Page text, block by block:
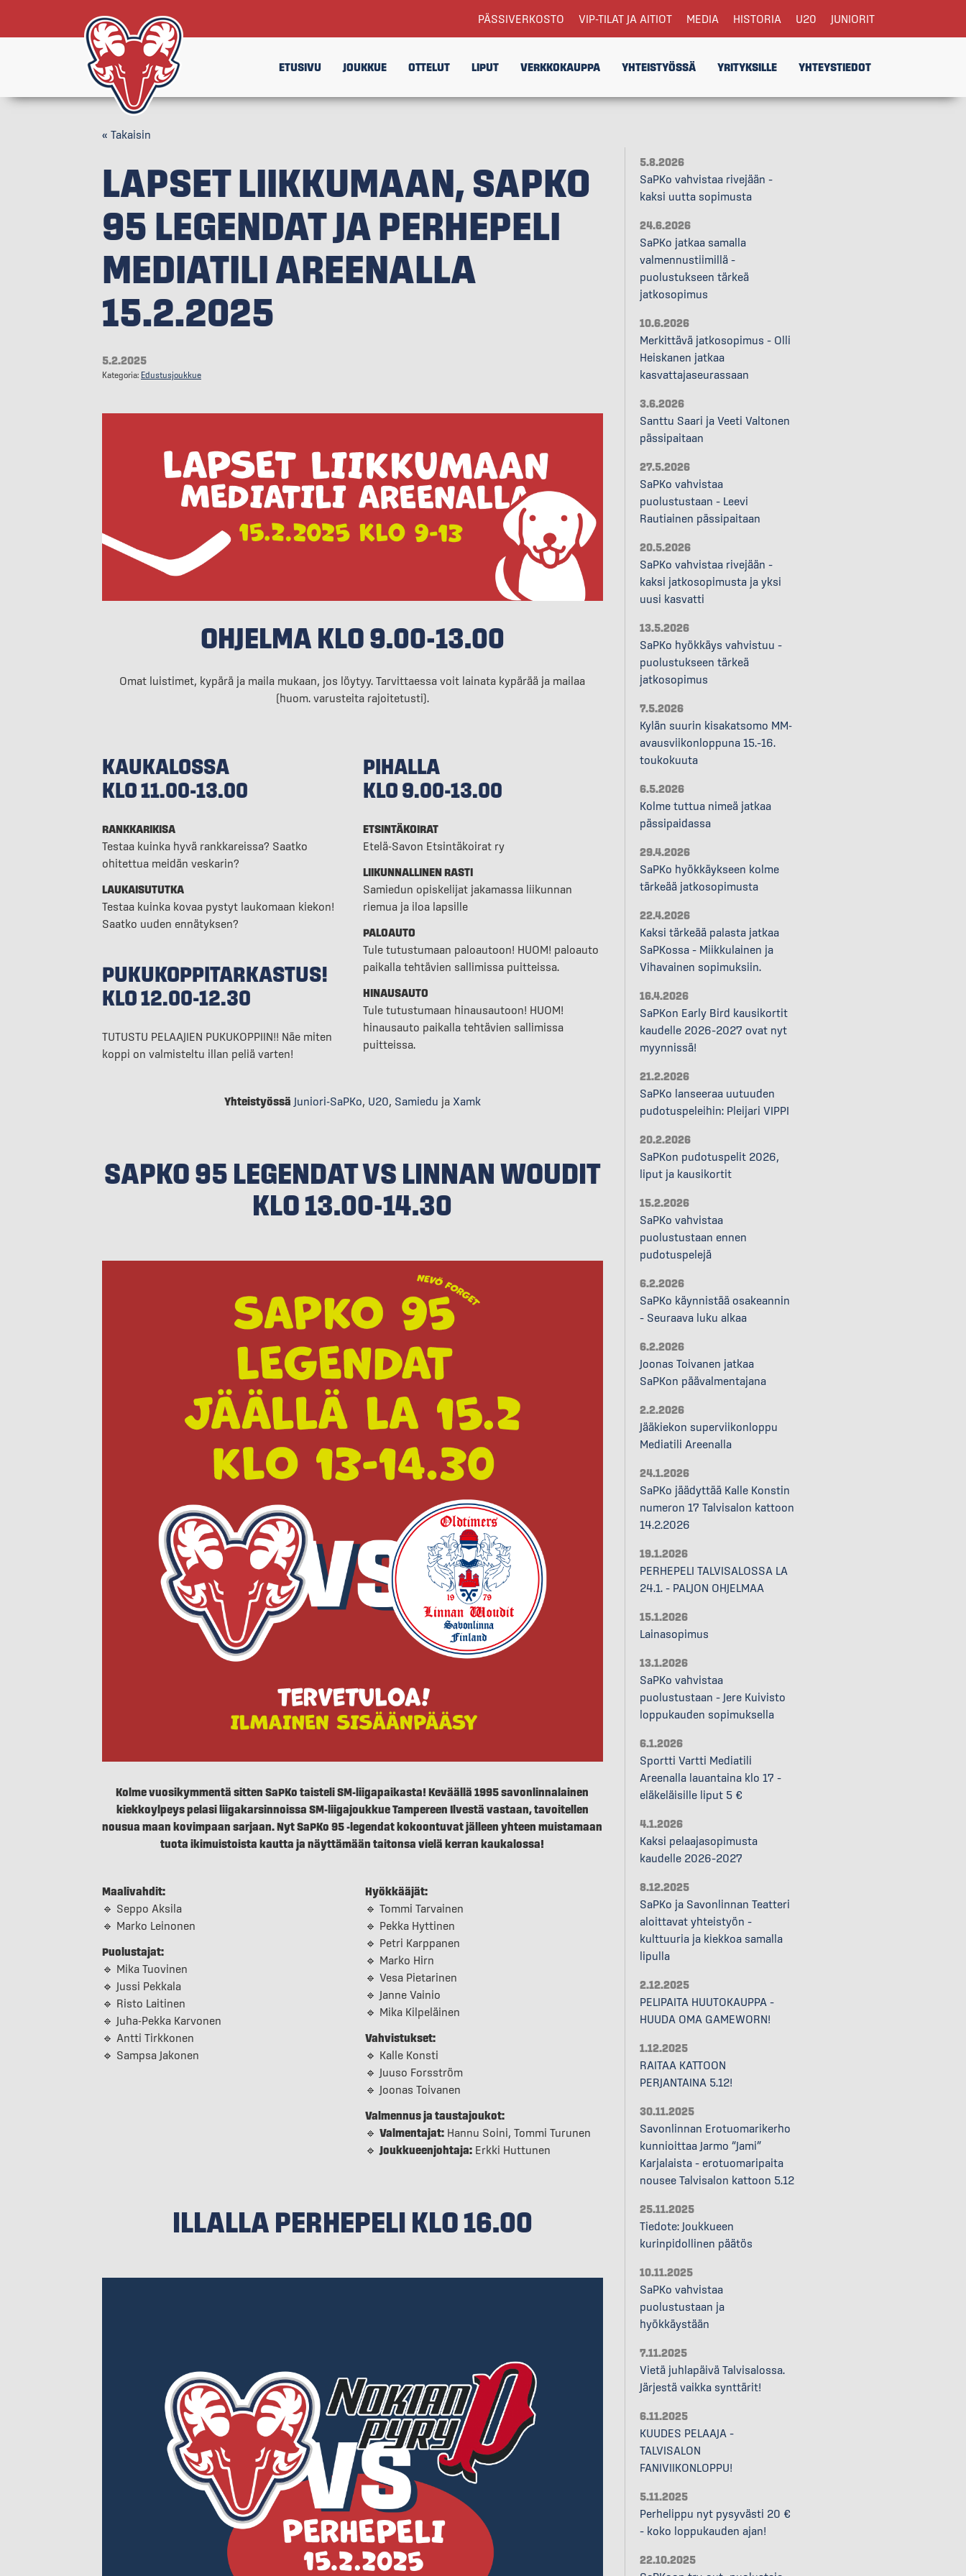
PÄSSIVERKOSTO VIP-TILAT JA AITIOT MEDIA HISTORIA U20 JUNIORIT
ETUSIVU JOUKKUE OTTELUT LIPUT VERKKOKAUPPA YHTEISTYÖSSÄ YRITYKSILLE YHTEYSTIEDOT
« Takaisin
LAPSET LIIKKUMAAN, SAPKO
95 LEGENDAT JA PERHEPELI
MEDIATILI AREENALLA
15.2.2025
5.2.2025
Kategoria: Edustusjoukkue
OHJELMA KLO 9.00-13.00
Omat luistimet, kypärä ja maila mukaan, jos löytyy. Tarvittaessa voit lainata kypärää ja mailaa
(huom. varusteita rajoitetusti).
KAUKALOSSA
KLO 11.00-13.00
RANKKARIKISA
Testaa kuinka hyvä rankkareissa? Saatko
ohitettua meidän veskarin?
LAUKAISUTUTKA
Testaa kuinka kovaa pystyt laukomaan kiekon!
Saatko uuden ennätyksen?
PUKUKOPPITARKASTUS!
KLO 12.00-12.30
TUTUSTU PELAAJIEN PUKUKOPPIIN!! Näe miten
koppi on valmisteltu illan peliä varten!
PIHALLA
KLO 9.00-13.00
ETSINTÄKOIRAT
Etelä-Savon Etsintäkoirat ry
LIIKUNNALLINEN RASTI
Samiedun opiskelijat jakamassa liikunnan
riemua ja iloa lapsille
PALOAUTO
Tule tutustumaan paloautoon! HUOM! paloauto
paikalla tehtävien sallimissa puitteissa.
HINAUSAUTO
Tule tutustumaan hinausautoon! HUOM!
hinausauto paikalla tehtävien sallimissa
puitteissa.
Yhteistyössä Juniori-SaPKo, U20, Samiedu ja Xamk
SAPKO 95 LEGENDAT VS LINNAN WOUDIT
KLO 13.00-14.30
Kolme vuosikymmentä sitten SaPKo taisteli SM-liigapaikasta! Keväällä 1995 savonlinnalainen
kiekkoylpeys pelasi liigakarsinnoissa SM-liigajoukkue Tampereen Ilvestä vastaan, tavoitellen
nousua maan kovimpaan sarjaan. Nyt SaPKo 95 -legendat kokoontuvat jälleen yhteen muistamaan
tuota ikimuistoista kautta ja näyttämään taitonsa vielä kerran kaukalossa!
Maalivahdit:
🔹 Seppo Aksila
🔹 Marko Leinonen
Puolustajat:
🔹 Mika Tuovinen
🔹 Jussi Pekkala
🔹 Risto Laitinen
🔹 Juha-Pekka Karvonen
🔹 Antti Tirkkonen
🔹 Sampsa Jakonen
Hyökkääjät:
🔹 Tommi Tarvainen
🔹 Pekka Hyttinen
🔹 Petri Karppanen
🔹 Marko Hirn
🔹 Vesa Pietarinen
🔹 Janne Vainio
🔹 Mika Kilpeläinen
Vahvistukset:
🔹 Kalle Konsti
🔹 Juuso Forsström
🔹 Joonas Toivanen
Valmennus ja taustajoukot:
🔹 Valmentajat:Hannu Soini, Tommi Turunen
🔹 Joukkueenjohtaja:Erkki Huttunen
ILLALLA PERHEPELI KLO 16.00
5.8.2026
SaPKo vahvistaa rivejään –
kaksi uutta sopimusta
24.6.2026
SaPKo jatkaa samalla
valmennustiimillä –
puolustukseen tärkeä
jatkosopimus
10.6.2026
Merkittävä jatkosopimus – Olli
Heiskanen jatkaa
kasvattajaseurassaan
3.6.2026
Santtu Saari ja Veeti Valtonen
pässipaitaan
27.5.2026
SaPKo vahvistaa
puolustustaan – Leevi
Rautiainen pässipaitaan
20.5.2026
SaPKo vahvistaa rivejään –
kaksi jatkosopimusta ja yksi
uusi kasvatti
13.5.2026
SaPKo hyökkäys vahvistuu –
puolustukseen tärkeä
jatkosopimus
7.5.2026
Kylän suurin kisakatsomo MM-
avausviikonloppuna 15.–16.
toukokuuta
6.5.2026
Kolme tuttua nimeä jatkaa
pässipaidassa
29.4.2026
SaPKo hyökkäykseen kolme
tärkeää jatkosopimusta
22.4.2026
Kaksi tärkeää palasta jatkaa
SaPKossa – Miikkulainen ja
Vihavainen sopimuksiin.
16.4.2026
SaPKon Early Bird kausikortit
kaudelle 2026–2027 ovat nyt
myynnissä!
21.2.2026
SaPKo lanseeraa uutuuden
pudotuspeleihin: Pleijari VIPPI
20.2.2026
SaPKon pudotuspelit 2026,
liput ja kausikortit
15.2.2026
SaPKo vahvistaa
puolustustaan ennen
pudotuspelejä
6.2.2026
SaPKo käynnistää osakeannin
– Seuraava luku alkaa
6.2.2026
Joonas Toivanen jatkaa
SaPKon päävalmentajana
2.2.2026
Jääkiekon superviikonloppu
Mediatili Areenalla
24.1.2026
SaPKo jäädyttää Kalle Konstin
numeron 17 Talvisalon kattoon
14.2.2026
19.1.2026
PERHEPELI TALVISALOSSA LA
24.1. – PALJON OHJELMAA
15.1.2026
Lainasopimus
13.1.2026
SaPKo vahvistaa
puolustustaan – Jere Kuivisto
loppukauden sopimuksella
6.1.2026
Sportti Vartti Mediatili
Areenalla lauantaina klo 17 –
eläkeläisille liput 5 €
4.1.2026
Kaksi pelaajasopimusta
kaudelle 2026–2027
8.12.2025
SaPKo ja Savonlinnan Teatteri
aloittavat yhteistyön –
kulttuuria ja kiekkoa samalla
lipulla
2.12.2025
PELIPAITA HUUTOKAUPPA –
HUUDA OMA GAMEWORN!
1.12.2025
RAITAA KATTOON
PERJANTAINA 5.12!
30.11.2025
Savonlinnan Erotuomarikerho
kunnioittaa Jarmo “Jami”
Karjalaista – erotuomaripaita
nousee Talvisalon kattoon 5.12
25.11.2025
Tiedote: Joukkueen
kurinpidollinen päätös
10.11.2025
SaPKo vahvistaa
puolustustaan ja
hyökkäystään
7.11.2025
Vietä juhlapäivä Talvisalossa.
Järjestä vaikka synttärit!
6.11.2025
KUUDES PELAAJA –
TALVISALON
FANIVIIKONLOPPU!
5.11.2025
Perhelippu nyt pysyvästi 20 €
– koko loppukauden ajan!
22.10.2025